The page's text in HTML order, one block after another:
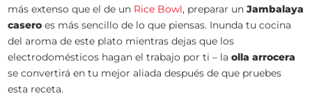
más extenso que el de un Rice Bowl, preparar unJambalaya
casero es más sencillo de lo que piensas. Inunda tu cocina
del aroma de este plato mientras dejas que los
electrodomésticos hagan el trabajo por ti – laolla arrocera
se convertirá en tu mejor aliada después de que pruebes
esta receta.